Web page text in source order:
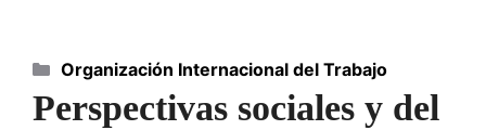
Perspectivas sociales y del
Categorías
Organización Internacional del Trabajo